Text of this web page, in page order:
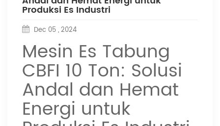
Produksi Es Industri
Dec 05 , 2024
Mesin Es Tabung
CBFI 10 Ton: Solusi
Andal dan Hemat
Energi untuk